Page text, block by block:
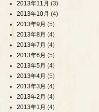
2013年11月 (3)
2013年10月 (4)
2013年9月 (5)
2013年8月 (4)
2013年7月 (4)
2013年6月 (5)
2013年5月 (4)
2013年4月 (5)
2013年3月 (4)
2013年2月 (4)
2013年1月 (4)